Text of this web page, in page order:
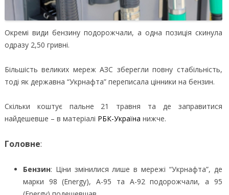
Окремі види бензину подорожчали, а одна позиція скинула
одразу 2,50 гривні.
Більшість великих мереж АЗС зберегли повну стабільність,
тоді як державна “Укрнафта” переписала цінники на бензин.
Скільки коштує пальне 21 травня та де заправитися
найдешевше – в матеріалі РБК-Україна нижче.
Головне:
Бензин: Ціни змінилися лише в мережі “Укрнафта”, де
марки 98 (Energy), А-95 та А-92 подорожчали, а 95